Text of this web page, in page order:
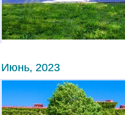
Июнь, 2023